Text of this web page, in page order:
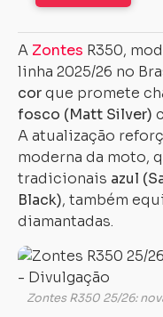
A Zontes R350,
linha 2025/26 no
corque promete
fosco (Matt Silver)
A atualização
moderna da moto,
tradicionais azul
Black), também
diamantadas.
Zontes R350 25/26: